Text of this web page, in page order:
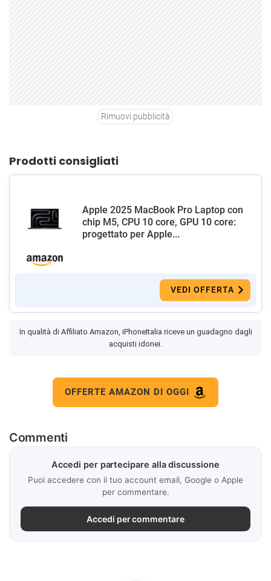
Rimuovi pubblicità
Prodotti consigliati
Apple 2025 MacBook Pro Laptop con
chip M5, CPU 10 core, GPU 10 core:
progettato per Apple...
VEDI OFFERTA
In qualità di Affiliato Amazon, iPhoneItalia riceve un guadagno dagli
acquisti idonei.
OFFERTE AMAZON DI OGGI
Commenti
Accedi per partecipare alla discussione
Puoi accedere con il tuo account email, Google o Apple
per commentare.
Accedi per commentare